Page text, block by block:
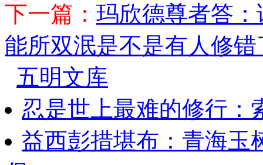
下一篇： 玛欣德尊者答
能所双泯是不是有人修错
五明文库
忍是世上最难的修行：
益西彭措堪布：青海玉